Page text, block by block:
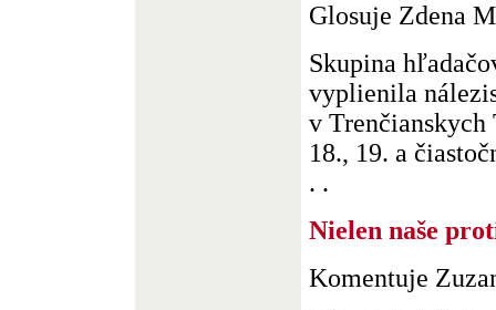
Glosuje Zdena
Skupina
vyplienila
v Trenčianskych
18., 19. a
. .
Nielen naše
Komentuje